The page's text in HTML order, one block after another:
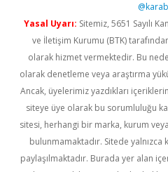
Yasal Uyarı: Sitemiz, 5651 Sayılı
ve İletişim Kurumu (BTK)
olarak hizmet vermektedir. Bu
olarak denetleme veya araştırma
Ancak, üyelerimiz yazdıkları
siteye üye olarak bu sorumluluğu
sitesi, herhangi bir marka, kurum
bulunmamaktadır. Sitede yalnızca
paylaşılmaktadır. Burada yer alan